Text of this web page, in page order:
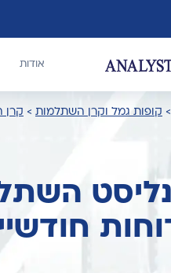
אודות
> קופות גמל וקרן השתלמות > קרן